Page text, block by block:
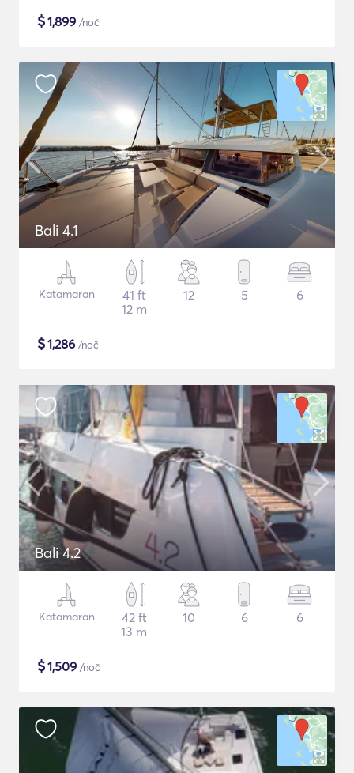
$1,899 /noč
Bali 4.1
Katamaran
41 ft
12 m
12 5 6
$1,286 /noč
Bali 4.2
Katamaran
42 ft
13 m
10 6 6
$1,509 /noč